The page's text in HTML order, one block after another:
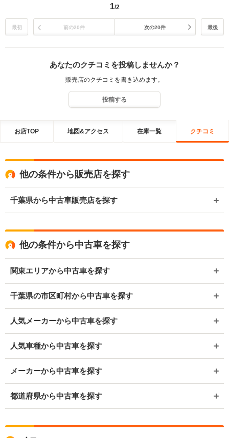
1/2
最初 前の20件 次の20件 最後
あなたのクチコミを投稿しませんか？
販売店のクチコミを書き込めます。
投稿する
お店TOP 地図&アクセス 在庫一覧 クチコミ
他の条件から販売店を探す
千葉県から中古車販売店を探す
他の条件から中古車を探す
関東エリアから中古車を探す
千葉県の市区町村から中古車を探す
人気メーカーから中古車を探す
人気車種から中古車を探す
メーカーから中古車を探す
都道府県から中古車を探す